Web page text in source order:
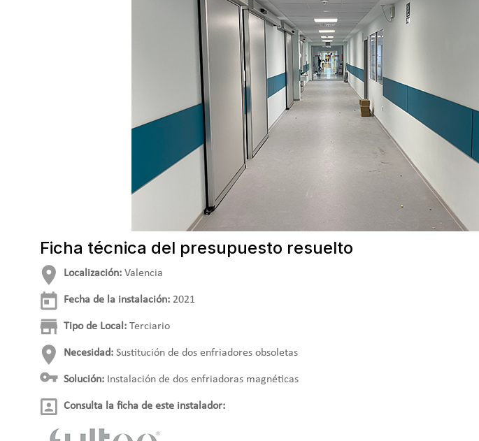
Ficha técnica del presupuesto resuelto
Localización: Valencia
Fecha de la instalación: 2021
Tipo de Local: Terciario
Necesidad: Sustitución de dos enfriadores obsoletas
Solución: Instalación de dos enfriadoras magnéticas
Consulta la ficha de este instalador: